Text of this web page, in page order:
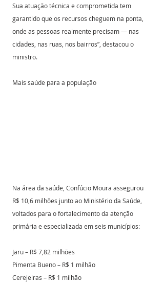
Sua atuação técnica e comprometida tem
garantido que os recursos cheguem na ponta,
onde as pessoas realmente precisam — nas
cidades, nas ruas, nos bairros”, destacou o
ministro.
Mais saúde para a população
Na área da saúde, Confúcio Moura assegurou
R$ 10,6 milhões junto ao Ministério da Saúde,
voltados para o fortalecimento da atenção
primária e especializada em seis municípios:
Jaru – R$ 7,82 milhões
Pimenta Bueno – R$ 1 milhão
Cerejeiras – R$ 1 milhão